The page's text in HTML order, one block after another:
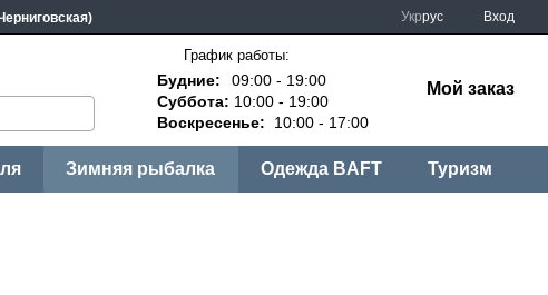
Укррус Вход
График работы:
Будние:
09:00 - 19:00
Суббота: 10:00 - 19:00
Воскресенье:
10:00 - 17:00
Мой заказ
Зимняя рыбалка Одежда BAFT Туризм